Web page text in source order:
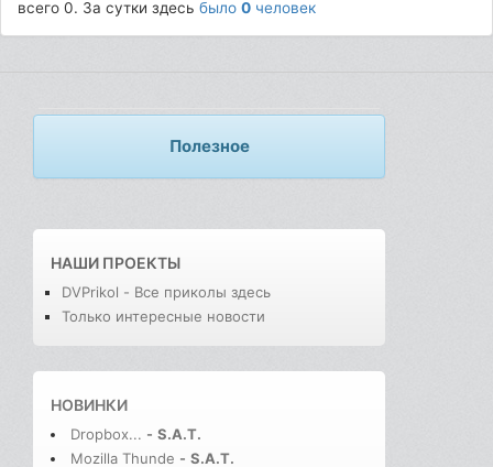
всего 0. За сутки здесьбыло0 человек
Полезное
НАШИ ПРОЕКТЫ
DVPrikol - Все приколы здесь
Только интересные новости
НОВИНКИ
Dropbox... - S.A.T.
Mozilla Thunde - S.A.T.